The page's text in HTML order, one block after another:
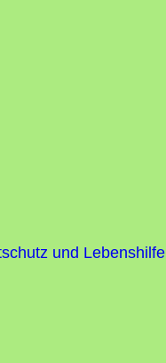
und Lebenshilfe